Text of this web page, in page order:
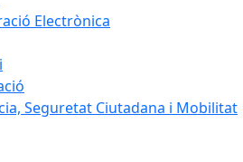
Electrònica
Seguretat Ciutadana i Mobilitat